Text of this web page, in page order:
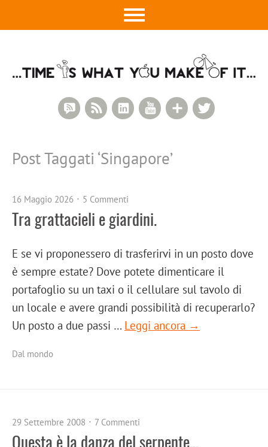
Google+
YouTube
LinkedIn
RSS Feed
RSS Comments
Post Taggati ‘Singapore’
16 Maggio 2026 5 Commenti
Tra grattacieli e giardini.
E se vi proponessero di trasferirvi in un posto dove
è sempre estate? Dove potete dimenticare il
portafoglio su un taxi o il cellulare sul tavolo di
un locale e avere grandi possibilità di recuperarlo?
Un posto a due passi … Leggi ancora →
Dal mondo
29 Settembre 2008 7 Commenti
Questa è la danza del serpente…